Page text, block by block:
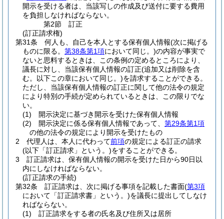
開示を受ける者は、当該写しの作成及び送付に要する費用
を負担しなければならない。
第2節
訂正
(訂正請求権)
第31条
何人も、自己を本人とする保有個人情報(次に掲げる
ものに限る。 第38条第1項において同じ。)の内容が事実で
ないと思料するときは、この条例の定めるところにより、
議長に対し、当該保有個人情報の訂正(追加又は削除を含
む。以下この章において同じ。)を請求することができる。
ただし、当該保有個人情報の訂正に関して他の法令の規定
により特別の手続が定められているときは、この限りでな
い。
(1)
開示決定に基づき開示を受けた保有個人情報
(2)
開示決定に係る保有個人情報であって、 第29条第1項
の他の法令の規定により開示を受けたもの
2
代理人は、本人に代わって前項の規定による訂正の請求
(以下「訂正請求」という。)をすることができる。
3
訂正請求は、保有個人情報の開示を受けた日から90日以
内にしなければならない。
(訂正請求の手続)
第32条
訂正請求は、次に掲げる事項を記載した書面(第3項
において「訂正請求書」という。)を議長に提出してしなけ
ればならない。
(1)
訂正請求をする者の氏名及び住所又は居所